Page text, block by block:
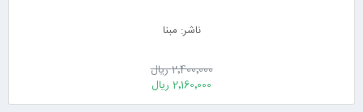
ناشر: مبنا
2٬400٬000 ریال
2٬160٬000 ریال